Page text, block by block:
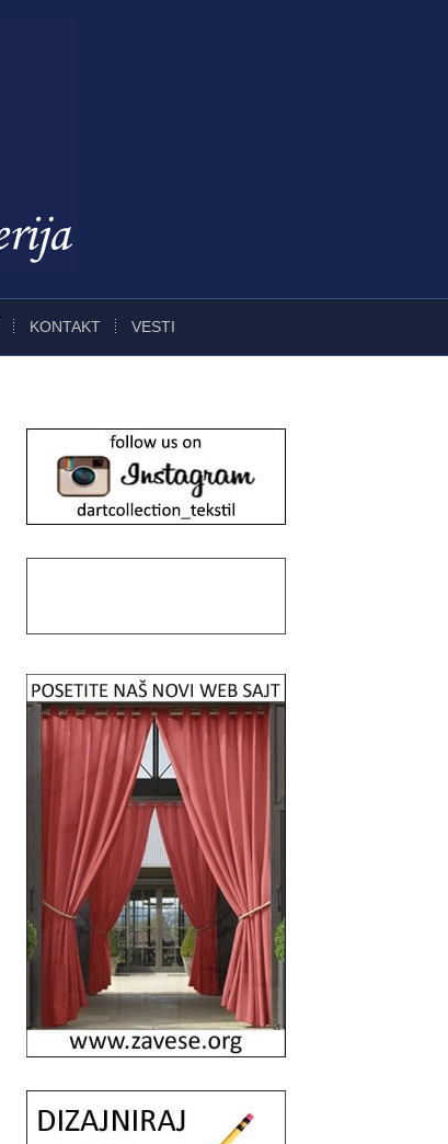
KONTAKT VESTI